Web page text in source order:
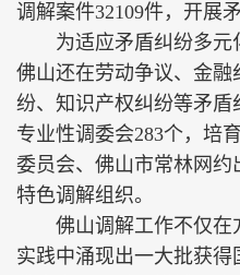
调解案件32109件，开展
为适应矛盾纠纷多元
佛山还在劳动争议、金融
纷、知识产权纠纷等矛
专业性调委会283个，培
委员会、佛山市常林网
特色调解组织。
佛山调解工作不仅在
实践中涌现出一大批获